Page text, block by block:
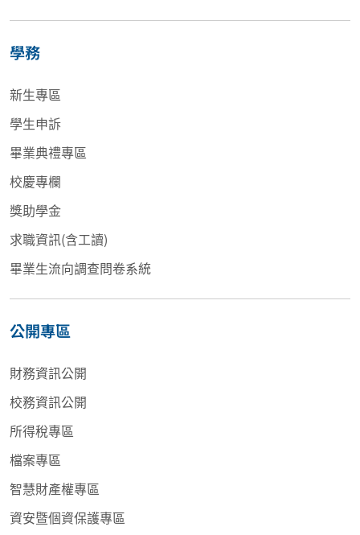
學務
新生專區
學生申訴
畢業典禮專區
校慶專欄
獎助學金
求職資訊(含工讀)
畢業生流向調查問卷系統
公開專區
財務資訊公開
校務資訊公開
所得稅專區
檔案專區
智慧財產權專區
資安暨個資保護專區